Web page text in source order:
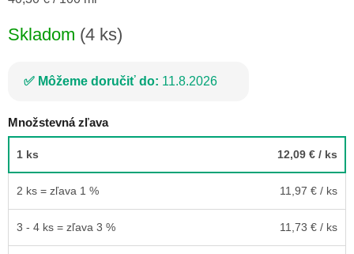
Skladom (4 ks)
Môžeme doručiť do: 11.8.2026
Množstevná zľava
1 ks 12,09 € / ks
2 ks = zľava 1 % 11,97 € / ks
3 - 4 ks = zľava 3 % 11,73 € / ks